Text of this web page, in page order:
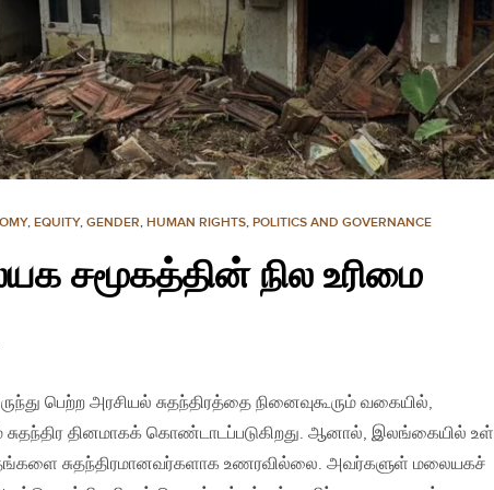
, EQUITY, GENDER, HUMAN RIGHTS, POLITICS AND GOVERNANCE
சமூகத்தின் நில உரிமை
பெற்ற அரசியல் சுதந்திரத்தை நினைவுகூரும் வகையில்,
தினமாகக் கொண்டாடப்படுகிறது. ஆனால், இலங்கையில்
சுதந்திரமானவர்களாக உணரவில்லை. அவர்களுள் மலையகச்